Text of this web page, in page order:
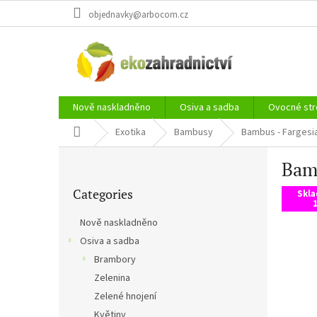
objednavky@arbocom.cz
Nově naskladněno Osiva a sadba Ovocné
Home Exotika Bambusy Bambus -
categories
Categories
Nově naskladněno
Osiva a sadba
Brambory
Zelenina
Zelené hnojení